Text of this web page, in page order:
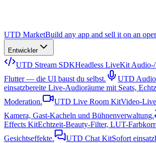
UTD MarketBuild any app and sell it on an
Entwickler
UTD Stream SDKHeadless LiveKit
Flutter — die UI baust du selbst.
UTD
einsatzbereite Live-Audioräume mit Seats,
Moderation.
UTD Live Room KitVideo-
Kamera, Gast-Kacheln und Bühnenverwaltung.
Effects KitEchtzeit-Beauty-Filter, LUT-
Gesichtseffekte.
UTD Chat KitSofort